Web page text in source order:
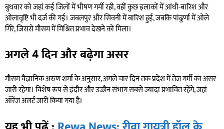
बुधवार को जहां कई जिलों में भीषण गर्मी रही, वहीं कुछ इलाकों में आंधी-बारिश और
ओलावृष्टि भी दर्ज की गई। जबलपुर और सिवनी में बारिश हुई, जबकि पांढुर्णा में ओले
गिरे, जिससे मौसम में मिश्रित प्रभाव देखने को मिला।
अगले 4 दिन और बढ़ेगा असर
मौसम वैज्ञानिक अरुण शर्मा के अनुसार, अगले चार दिन तक प्रदेश में तेज गर्मी का असर
जारी रहेगा। विशेष रूप से इंदौर और उज्जैन संभाग सबसे ज्यादा प्रभावित रहेंगे, जहां
ऑरेंज अलर्ट जारी किया गया है।